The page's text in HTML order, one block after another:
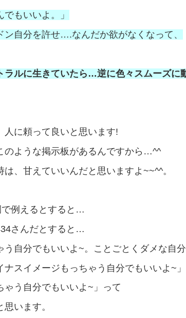
でもいいよ。」
自分を許せ….なんだか欲がなくなって、
ラルに生きていたら…逆に色々スムーズに
人に頼って良いと思います!
のような掲示板があるんですから…^^
は、甘えていいんだと思いますよ~~^^。
例えるとすると…
さんだとすると…
う自分でもいいよ~。ことごとくダメな自
ナスイメージもっちゃう自分でもいいよ~」
ゃう自分でもいいよ~」って
います。